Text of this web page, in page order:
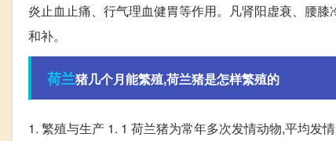
炎止血止痛、行气理血健胃等作用。凡肾阳虚衰、腰
和补。
荷兰猪几个月能繁殖,荷兰猪是怎样繁殖的
1. 繁殖与生产 1. 1 荷兰猪为常年多次发情动物,平均发